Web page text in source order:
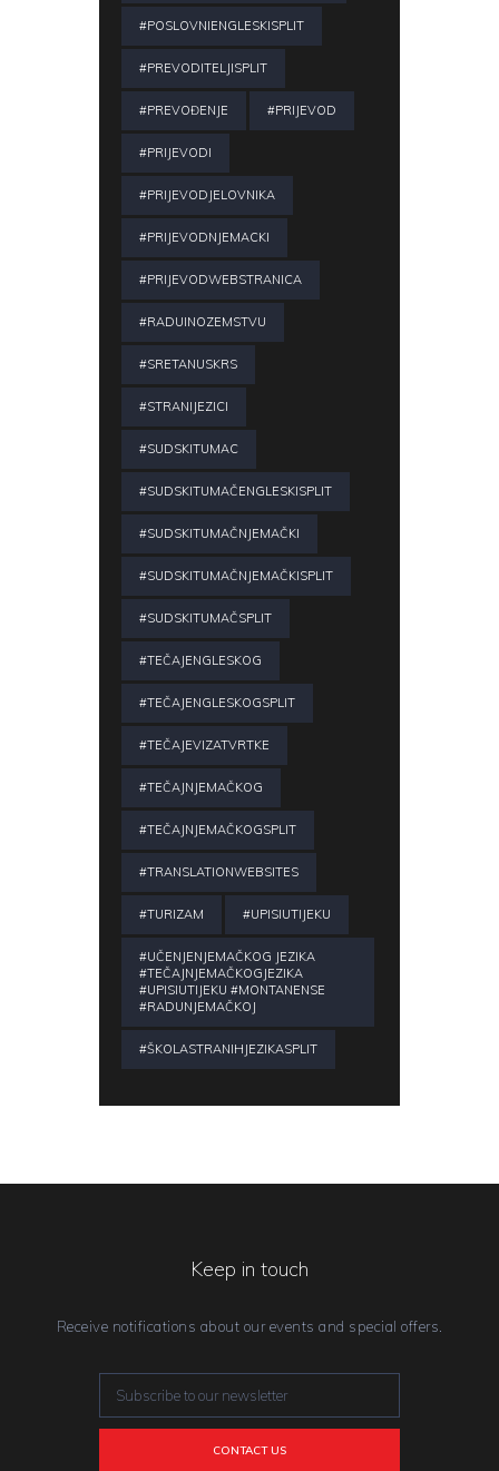
#POSLOVNIENGLESKISPLIT
#PREVODITELJISPLIT
#PREVOĐENJE #PRIJEVOD
#PRIJEVODI
#PRIJEVODJELOVNIKA
#PRIJEVODNJEMACKI
#PRIJEVODWEBSTRANICA
#RADUINOZEMSTVU
#SRETANUSKRS
#STRANIJEZICI
#SUDSKITUMAC
#SUDSKITUMAČENGLESKISPLIT
#SUDSKITUMAČNJEMAČKI
#SUDSKITUMAČNJEMAČKISPLIT
#SUDSKITUMAČSPLIT
#TEČAJENGLESKOG
#TEČAJENGLESKOGSPLIT
#TEČAJEVIZATVRTKE
#TEČAJNJEMAČKOG
#TEČAJNJEMAČKOGSPLIT
#TRANSLATIONWEBSITES
#TURIZAM #UPISIUTIJEKU
#UČENJENJEMAČKOG JEZIKA
#TEČAJNJEMAČKOGJEZIKA
#UPISIUTIJEKU #MONTANENSE
#RADUNJEMAČKOJ
#ŠKOLASTRANIHJEZIKASPLIT
Keep in touch
Receive notifications about our events and special offers.